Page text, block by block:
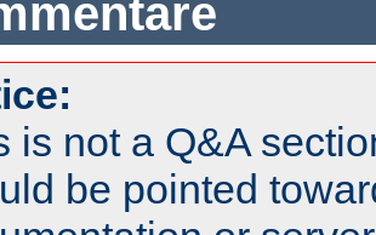
is not a Q&A
be pointed